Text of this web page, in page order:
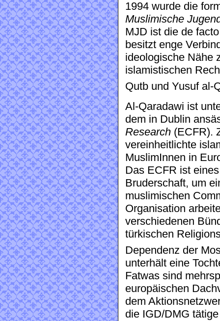
1994 wurde die
Muslimische
MJD ist die de
besitzt enge
ideologische Nähe
islamistischen
Qutb und Yusuf al-
Al-Qaradawi ist
dem in Dublin
Research (ECFR).
vereinheitlichte
MuslimInnen in
Das ECFR ist
Bruderschaft, um
muslimischen
Organisation
verschiedenen
türkischen
Dependenz der
unterhält eine
Fatwas sind
europäischen
dem
die IGD/DMG